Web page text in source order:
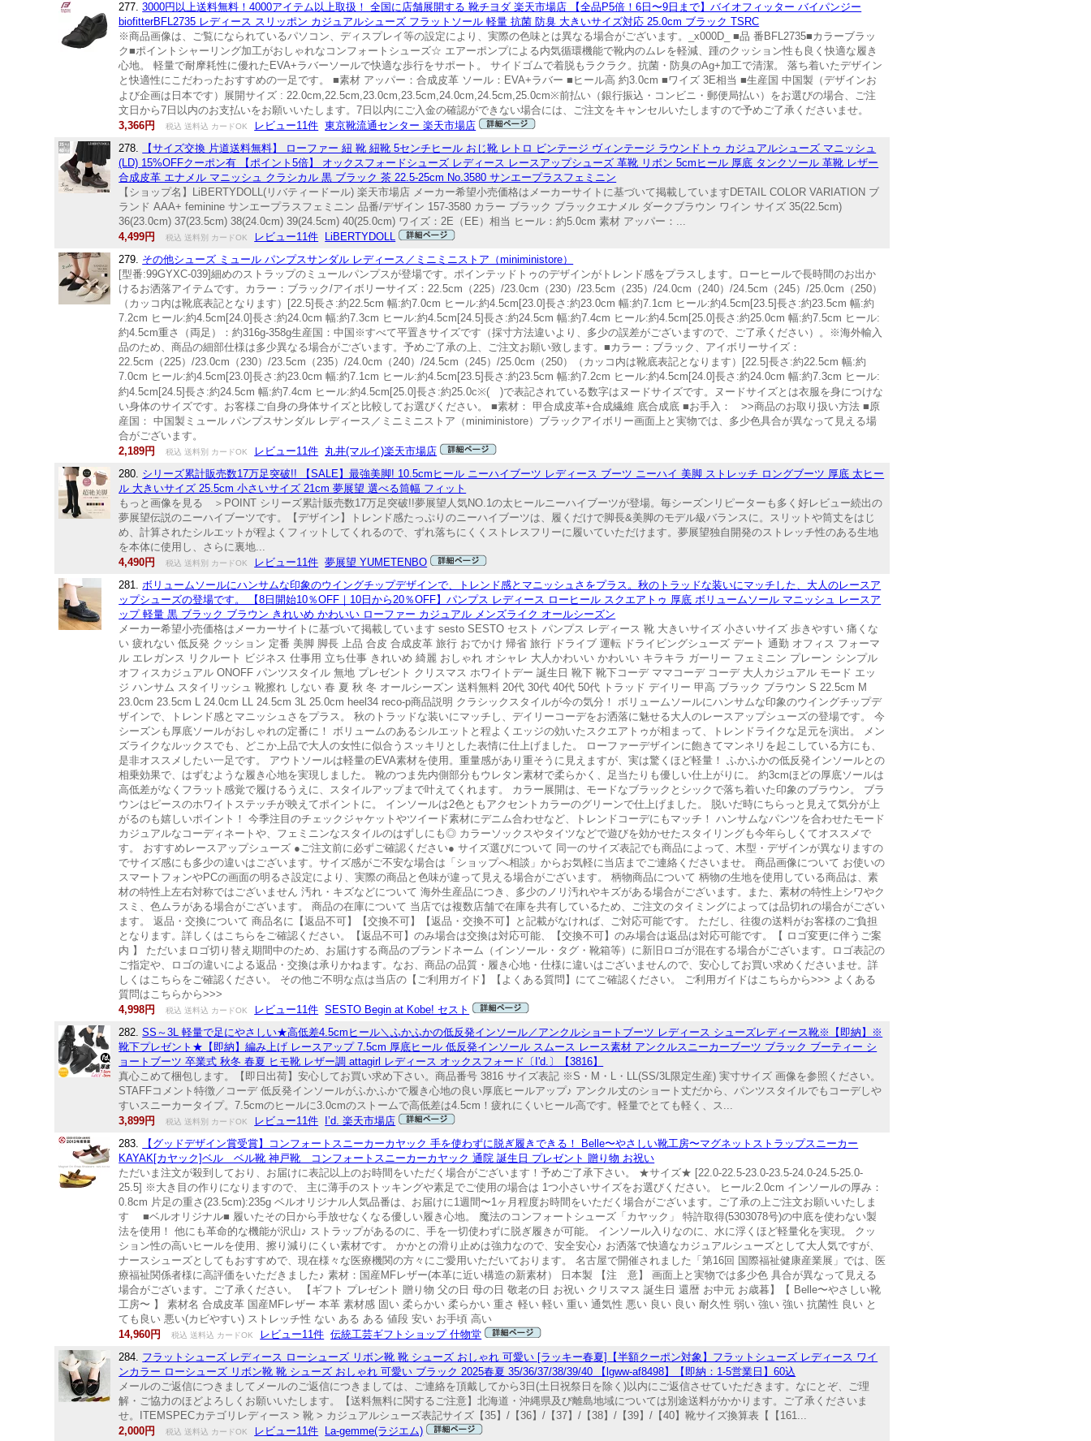
277.3000円以上送料無料！4000アイテム以上取扱！ 全国に店舗展開する 靴チヨダ 楽天市場店 【全品P5倍！6日〜9日まで】バイオフィッター バイパンジー
biofitterBFL2735 レディース スリッポン カジュアルシューズ フラットソール 軽量 抗菌 防臭 大きいサイズ対応 25.0cm ブラック TSRC
※商品画像は、ご覧になられているパソコン、ディスプレイ等の設定により、実際の色味とは異なる場合がございます。_x000D_ ■品 番BFL2735■カラーブラッ
ク■ポイントシャーリング加工がおしゃれなコンフォートシューズ☆ エアーポンプによる内気循環機能で靴内のムレを軽減、踵のクッション性も良く快適な履き
心地。 軽量で耐摩耗性に優れたEVA+ラバーソールで快適な歩行をサポート。 サイドゴムで着脱もラクラク。抗菌・防臭のAg+加工で清潔。 落ち着いたデザイン
と快適性にこだわったおすすめの一足です。 ■素材 アッパー：合成皮革 ソール：EVA+ラバー ■ヒール高 約3.0cm ■ワイズ 3E相当 ■生産国 中国製（デザインお
よび企画は日本です）展開サイズ : 22.0cm,22.5cm,23.0cm,23.5cm,24.0cm,24.5cm,25.0cm※前払い（銀行振込・コンビニ・郵便局払い）をお選びの場合、ご注
文日から7日以内のお支払いをお願いいたします。7日以内にご入金の確認ができない場合には、ご注文をキャンセルいたしますので予めご了承くださいませ。
3,366円
税込 送料込 カードOK レビュー11件 東京靴流通センター 楽天市場店
278.
【サイズ交換 片道送料無料】 ローファー 紐 靴 紐靴 5センチヒール おじ靴 レトロ ビンテージ ヴィンテージ ラウンドトゥ カジュアルシューズ マニッシュ
(LD) 15%OFFクーポン有 【ポイント5倍】 オックスフォードシューズ レディース レースアップシューズ 革靴 リボン 5cmヒール 厚底 タンクソール 革靴 レザー
合成皮革 エナメル マニッシュ クラシカル 黒 ブラック 茶 22.5-25cm No.3580 サンエープラスフェミニン
【ショップ名】LiBERTYDOLL(リバティードール) 楽天市場店 メーカー希望小売価格はメーカーサイトに基づいて掲載していますDETAIL COLOR VARIATION ブ
ランド AAA+ feminine サンエープラスフェミニン 品番/デザイン 157-3580 カラー ブラック ブラックエナメル ダークブラウン ワイン サイズ 35(22.5cm)
36(23.0cm) 37(23.5cm) 38(24.0cm) 39(24.5cm) 40(25.0cm) ワイズ：2E（EE）相当 ヒール：約5.0cm 素材 アッパー：...
4,499円
税込 送料別 カードOK レビュー11件
LiBERTYDOLL
279. その他シューズ ミュール パンプスサンダル レディース／ミニミニストア（miniministore）
[型番:99GYXC-039]細めのストラップのミュールパンプスが登場です。ポインテッドトゥのデザインがトレンド感をプラスします。ローヒールで長時間のお出か
けるお洒落アイテムです。カラー：ブラック/アイボリーサイズ：22.5cm（225）/23.0cm（230）/23.5cm（235）/24.0cm（240）/24.5cm（245）/25.0cm（250）
（カッコ内は靴底表記となります）[22.5]長さ:約22.5cm 幅:約7.0cm ヒール:約4.5cm[23.0]長さ:約23.0cm 幅:約7.1cm ヒール:約4.5cm[23.5]長さ:約23.5cm 幅:約
7.2cm ヒール:約4.5cm[24.0]長さ:約24.0cm 幅:約7.3cm ヒール:約4.5cm[24.5]長さ:約24.5cm 幅:約7.4cm ヒール:約4.5cm[25.0]長さ:約25.0cm 幅:約7.5cm ヒール:
約4.5cm重さ（両足）：約316g-358g生産国：中国※すべて平置きサイズです（採寸方法違いより、多少の誤差がございますので、ご了承ください）。※海外輸入
品のため、商品の細部仕様は多少異なる場合がございます。予めご了承の上、ご注文お願い致します。■カラー：ブラック、アイボリーサイズ：
22.5cm（225）/23.0cm（230）/23.5cm（235）/24.0cm（240）/24.5cm（245）/25.0cm（250）（カッコ内は靴底表記となります）[22.5]長さ:約22.5cm 幅:約
7.0cm ヒール:約4.5cm[23.0]長さ:約23.0cm 幅:約7.1cm ヒール:約4.5cm[23.5]長さ:約23.5cm 幅:約7.2cm ヒール:約4.5cm[24.0]長さ:約24.0cm 幅:約7.3cm ヒール:
約4.5cm[24.5]長さ:約24.5cm 幅:約7.4cm ヒール:約4.5cm[25.0]長さ:約25.0c※( )で表記されている数字はヌードサイズです。ヌードサイズとは衣服を身につけな
い身体のサイズです。お客様ご自身の身体サイズと比較してお選びください。 ■素材： 甲合成皮革+合成繊維 底合成底 ■お手入： >>商品のお取り扱い方法 ■原
産国： 中国製ミュール パンプスサンダル レディース／ミニミニストア（miniministore）ブラックアイボリー画面上と実物では、多少色具合が異なって見える場
合がございます。
2,189円
税込 送料別 カードOK レビュー11件 丸井(マルイ)楽天市場店
280. シリーズ累計販売数17万足突破!! 【SALE】最強美脚! 10.5cmヒール ニーハイブーツ レディース ブーツ ニーハイ 美脚 ストレッチ ロングブーツ 厚底 太ヒー
ル 大きいサイズ 25.5cm 小さいサイズ 21cm 夢展望 選べる筒幅 フィット
もっと画像を見る ＞POINT シリーズ累計販売数17万足突破!!夢展望人気NO.1の太ヒールニーハイブーツが登場。毎シーズンリピーターも多く好レビュー続出の
夢展望伝説のニーハイブーツです。【デザイン】トレンド感たっぷりのニーハイブーツは、履くだけで脚長&美脚のモデル級バランスに。スリットや筒丈をはじ
め、計算されたシルエットが程よくフィットしてくれるので、ずれ落ちにくくストレスフリーに履いていただけます。夢展望独自開発のストレッチ性のある生地
を本体に使用し、さらに裏地...
4,490円
税込 送料別 カードOK レビュー11件 夢展望 YUMETENBO
281.ボリュームソールにハンサムな印象のウイングチップデザインで、トレンド感とマニッシュさをプラス。秋のトラッドな装いにマッチした、大人のレースア
ップシューズの登場です。 【8日開始10％OFF｜10日から20％OFF】パンプス レディース ローヒール スクエアトゥ 厚底 ボリュームソール マニッシュ レースア
ップ 軽量 黒 ブラック ブラウン きれいめ かわいい ローファー カジュアル メンズライク オールシーズン
メーカー希望小売価格はメーカーサイトに基づいて掲載しています sesto SESTO セスト パンプス レディース 靴 大きいサイズ 小さいサイズ 歩きやすい 痛くな
い 疲れない 低反発 クッション 定番 美脚 脚長 上品 合皮 合成皮革 旅行 おでかけ 帰省 旅行 ドライブ 運転 ドライビングシューズ デート 通勤 オフィス フォーマ
ル エレガンス リクルート ビジネス 仕事用 立ち仕事 きれいめ 綺麗 おしゃれ オシャレ 大人かわいい かわいい キラキラ ガーリー フェミニン プレーン シンプル
オフィスカジュアル ONOFF パンツスタイル 無地 プレゼント クリスマス ホワイトデー 誕生日 靴下 靴下コーデ ママコーデ コーデ 大人カジュアル モード エッ
ジ ハンサム スタイリッシュ 靴擦れ しない 春 夏 秋 冬 オールシーズン 送料無料 20代 30代 40代 50代 トラッド デイリー 甲高 ブラック ブラウン S 22.5cm M
23.0cm 23.5cm L 24.0cm LL 24.5cm 3L 25.0cm heel34 reco-p商品説明 クラシックスタイルが今の気分！ ボリュームソールにハンサムな印象のウイングチップデ
ザインで、トレンド感とマニッシュさをプラス。 秋のトラッドな装いにマッチし、デイリーコーデをお洒落に魅せる大人のレースアップシューズの登場です。 今
シーズンも厚底ソールがおしゃれの定番に！ ボリュームのあるシルエットと程よくエッジの効いたスクエアトゥが相まって、トレンドライクな足元を演出。 メン
ズライクなルックスでも、どこか上品で大人の女性に似合うスッキリとした表情に仕上げました。 ローファーデザインに飽きてマンネリを起こしている方にも、
是非オススメしたい一足です。 アウトソールは軽量のEVA素材を使用。重量感があり重そうに見えますが、実は驚くほど軽量！ ふかふかの低反発インソールとの
相乗効果で、はずむような履き心地を実現しました。 靴のつま先内側部分もウレタン素材で柔らかく、足当たりも優しい仕上がりに。 約3cmほどの厚底ソールは
高低差がなくフラット感覚で履けるうえに、スタイルアップまで叶えてくれます。 カラー展開は、モードなブラックとシックで落ち着いた印象のブラウン。 ブラ
ウンはピースのホワイトステッチが映えてポイントに。 インソールは2色ともアクセントカラーのグリーンで仕上げました。 脱いだ時にちらっと見えて気分が上
がるのも嬉しいポイント！ 今季注目のチェックジャケットやツイード素材にデニム合わせなど、トレンドコーデにもマッチ！ ハンサムなパンツを合わせたモード
カジュアルなコーディネートや、フェミニンなスタイルのはずしにも◎ カラーソックスやタイツなどで遊びを効かせたスタイリングも今年らしくてオススメで
す。 おすすめレースアップシューズ ●ご注文前に必ずご確認ください● サイズ選びについて 同一のサイズ表記でも商品によって、木型・デザインが異なりますの
でサイズ感にも多少の違いはございます。サイズ感がご不安な場合は「ショップへ相談」からお気軽に当店までご連絡くださいませ。 商品画像について お使いの
スマートフォンやPCの画面の明るさ設定により、実際の商品と色味が違って見える場合がございます。 柄物商品について 柄物の生地を使用している商品は、素
材の特性上左右対称ではございません 汚れ・キズなどについて 海外生産品につき、多少のノリ汚れやキズがある場合がございます。また、素材の特性上シワやク
スミ、色ムラがある場合がございます。 商品の在庫について 当店では複数店舗で在庫を共有しているため、ご注文のタイミングによっては品切れの場合がござい
ます。 返品・交換について 商品名に【返品不可】【交換不可】【返品・交換不可】と記載がなければ、ご対応可能です。 ただし、往復の送料がお客様のご負担
となります。詳しくはこちらをご確認ください。【返品不可】のみ場合は交換は対応可能、【交換不可】のみ場合は返品は対応可能です。【 ロゴ変更に伴うご案
内 】 ただいまロゴ切り替え期間中のため、お届けする商品のブランドネーム（インソール・タグ・靴箱等）に新旧ロゴが混在する場合がございます。ロゴ表記の
ご指定や、ロゴの違いによる返品・交換は承りかねます。なお、商品の品質・履き心地・仕様に違いはございませんので、安心してお買い求めくださいませ。詳
しくはこちらをご確認ください。 その他ご不明な点は当店の【ご利用ガイド】【よくある質問】にてご確認ください。 ご利用ガイドはこちらから>>> よくある
質問はこちらから>>>
4,998円
税込 送料込 カードOK レビュー11件 SESTO Begin at Kobe! セスト
282.SS～3L 軽量で足にやさしい★高低差4.5cmヒール＼ふかふかの低反発インソール／アンクルショートブーツ レディース シューズレディース靴※【即納】※
靴下プレゼント★【即納】編み上げ レースアップ 7.5cm 厚底ヒール 低反発インソール スムース レース素材 アンクルスニーカーブーツ ブラック ブーティー シ
ョートブーツ 卒業式 秋冬 春夏 ヒモ靴 レザー調 attagirl レディース オックスフォード〔I'd.〕【3816】
真心こめて梱包します。【即日出荷】安心してお買い求め下さい。商品番号 3816 サイズ表記 ※S・M・L・LL(SS/3L限定生産) 実寸サイズ 画像を参照ください。
STAFFコメント特徴／コーデ 低反発インソールがふかふかで履き心地の良い厚底ヒールアップ♪ アンクル丈のショート丈だから、パンツスタイルでもコーデしや
すいスニーカータイプ。7.5cmのヒールに3.0cmのストームで高低差は4.5cm！疲れにくいヒール高です。軽量でとても軽く、ス...
3,899円
税込 送料別 カードOK レビュー11件
I’d. 楽天市場店
283.
【グッドデザイン賞受賞】コンフォートスニーカーカヤック 手を使わずに脱ぎ履きできる！ Belle〜やさしい靴工房〜マグネットストラップスニーカー
KAYAK[カヤック]ベル ベル靴 神戸靴 コンフォートスニーカーカヤック 通院 誕生日 プレゼント 贈り物 お祝い
ただいま注文が殺到しており、お届けに表記以上のお時間をいただく場合がございます！予めご了承下さい。 ★サイズ★ [22.0-22.5-23.0-23.5-24.0-24.5-25.0-
25.5] ※大き目の作りになりますので、 主に薄手のストッキングや素足でご使用の場合は 1つ小さいサイズをお選びください。 ヒール:2.0cm インソールの厚み：
0.8cm 片足の重さ(23.5cm):235g ベルオリジナル人気品番は、お届けに1週間〜1ヶ月程度お時間をいただく場合がございます。ご了承の上ご注文お願いいたしま
す ■ベルオリジナル■ 履いたその日から手放せなくなる優しい履き心地。 魔法のコンフォートシューズ「カヤック」 特許取得(5303078号)の中底を使わない製
法を使用！ 他にも革命的な機能が沢山♪ ストラップがあるのに、手を一切使わずに脱ぎ履きが可能。 インソール入りなのに、水に浮くほど軽量化を実現。 クッ
ション性の高いヒールを使用、擦り減りにくい素材です。 かかとの滑り止めは強力なので、安全安心♪ お洒落で快適なカジュアルシューズとして大人気ですが、
ナースシューズとしてもおすすめで、現在様々な医療機関の方々にご愛用いただいております。 名古屋で開催されました「第16回 国際福祉健康産業展」では、医
療福祉関係者様に高評価をいただきました♪ 素材：国産MFレザー(本革に近い構造の新素材） 日本製 【注 意】 画面上と実物では多少色 具合が異なって見える
場合がございます。ご了承ください。 【ギフト プレゼント 贈り物 父の日 母の日 敬老の日 お祝い クリスマス 誕生日 還暦 お中元 お歳暮】【 Belle〜やさしい靴
工房〜 】 素材名 合成皮革 国産MFレザー 本革 素材感 固い 柔らかい 柔らかい 重さ 軽い 軽い 重い 通気性 悪い 良い 良い 耐久性 弱い 強い 強い 抗菌性 良い と
ても良い 悪い(カビやすい) ストレッチ性 ない ある ある 値段 安い お手頃 高い
14,960円
税込 送料込 カードOK レビュー11件 伝統工芸ギフトショップ 什物堂
284. フラットシューズ レディース ローシューズ リボン靴 靴 シューズ おしゃれ 可愛い [ラッキー春夏]【半額クーポン対象】フラットシューズ レディース ワイ
ンカラー ローシューズ リボン靴 靴 シューズ おしゃれ 可愛い ブラック 2025春夏 35/36/37/38/39/40 【lgww-af8498】【即納：1-5営業日】60込
メールのご返信につきましてメールのご返信につきましては、ご連絡を頂戴してから3日(土日祝祭日を除く)以内にご返信させていただきます。なにとぞ、ご理
解・ご協力のほどよろしくお願いいたします。【送料無料に関するご注意】北海道・沖縄県及び離島地域については別途送料がかかります。ご了承くださいま
せ。ITEMSPECカテゴリレディース > 靴 > カジュアルシューズ表記サイズ【35】/【36】/【37】/【38】/【39】/【40】靴サイズ換算表【【161...
2,000円
税込 送料込 カードOK レビュー11件 La-gemme(ラジエム)